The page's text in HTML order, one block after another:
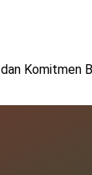
Komitmen